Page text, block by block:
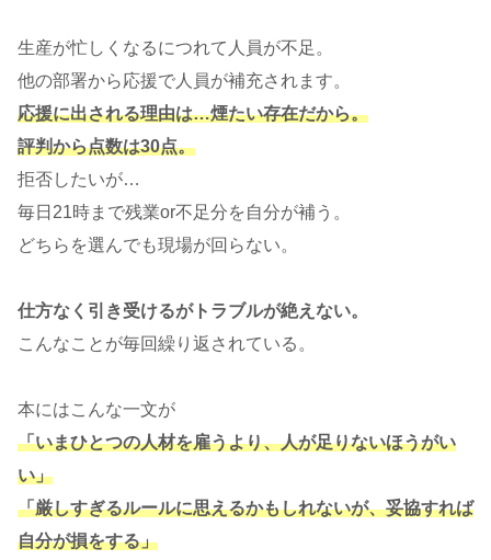
生産が忙しくなるにつれて人員が不足。
他の部署から応援で人員が補充されます。
応援に出される理由は…煙たい存在だから。
評判から点数は30点。
拒否したいが…
毎日21時まで残業or不足分を自分が補う。
どちらを選んでも現場が回らない。
仕方なく引き受けるがトラブルが絶えない。
こんなことが毎回繰り返されている。
本にはこんな一文が
「いまひとつの人材を雇うより、人が足りないほうがい
い」
「厳しすぎるルールに思えるかもしれないが、妥協すれば
自分が損をする」